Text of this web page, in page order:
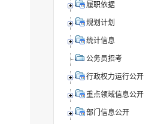
履职依据
规划计划
统计信息
公务员招考
行政权力运行公开
重点领域信息公开
部门信息公开